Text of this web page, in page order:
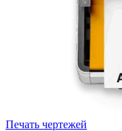
Печать чертежей